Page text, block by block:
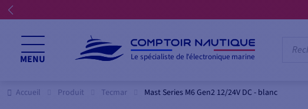
MENU Le spécialiste de l'électronique marine
Accueil Produit Tecmar Mast Series M6 Gen2 12/24V DC - blanc